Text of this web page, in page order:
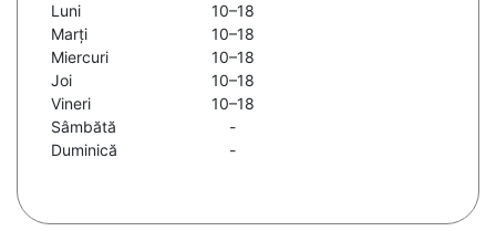
Luni
10–18
Marți
10–18
Miercuri
10–18
Joi
10–18
Vineri
10–18
Sâmbătă
-
Duminică
-